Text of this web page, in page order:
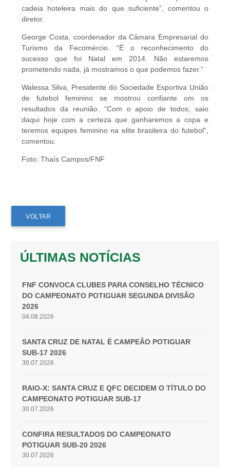
cadeia hoteleira mais do que suficiente”, comentou o
diretor.
George Costa, coordenador da Câmara Empresarial do
Turismo da Fecomércio. “É o reconhecimento do
sucesso que foi Natal em 2014. Não estaremos
prometendo nada, já mostramos o que podemos fazer.”
Walessa Silva, Presidente do Sociedade Esportiva União
de futebol feminino se mostrou confiante om os
resultados da reunião. “Com o apoio de todos, saio
daqui hoje com a certeza que ganharemos a copa e
teremos equipes feminino na elite brasileira do futebol”,
comentou.
Foto: Thaís Campos/FNF
VOLTAR
ÚLTIMAS NOTÍCIAS
FNF CONVOCA CLUBES PARA CONSELHO TÉCNICO
DO CAMPEONATO POTIGUAR SEGUNDA DIVISÃO
2026
04.08.2026
SANTA CRUZ DE NATAL É CAMPEÃO POTIGUAR
SUB-17 2026
30.07.2026
RAIO-X: SANTA CRUZ E QFC DECIDEM O TÍTULO DO
CAMPEONATO POTIGUAR SUB-17
30.07.2026
CONFIRA RESULTADOS DO CAMPEONATO
POTIGUAR SUB-20 2026
30.07.2026